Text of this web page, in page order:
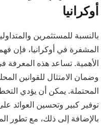
أوكرانيا
بالنسبة للمستثمرين
المشفرة في أوكرانيا، فإن فهم
الأهمية. تساعد هذه المعرفة
وضمان الامتثال للقوانين
المحتملة. يمكن أن يؤدي
توفير كبير وتحسين العوائد
بالإضافة إلى ذلك، مع تطور